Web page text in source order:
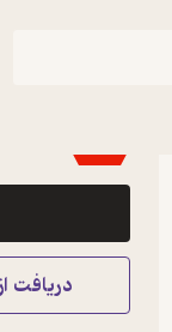
٪40
دریافت